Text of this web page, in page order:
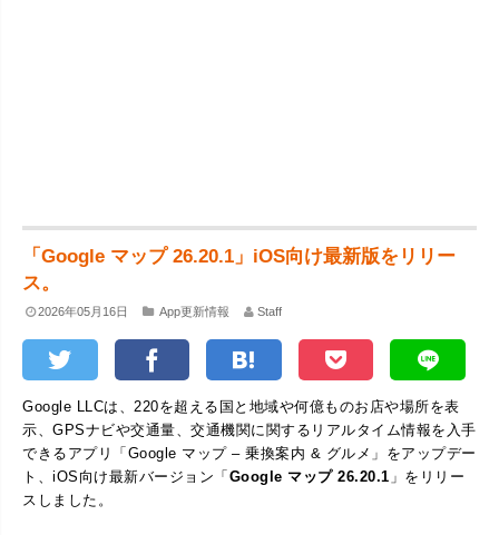
「Google マップ 26.20.1」iOS向け最新版をリリー
ス。
2026年05月16日 App更新情報 Staff
Google LLCは、220を超える国と地域や何億ものお店や場所を表
示、GPSナビや交通量、交通機関に関するリアルタイム情報を入手
できるアプリ「Google マップ – 乗換案内 & グルメ」をアップデー
ト、iOS向け最新バージョン「Google マップ 26.20.1 」をリリー
スしました。